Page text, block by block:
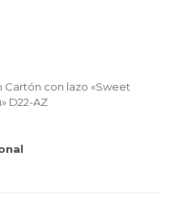
Cartón con lazo «Sweet
D22-AZ